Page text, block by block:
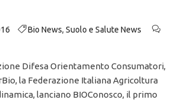
Bio News, Suolo e Salute News
Difesa Orientamento Consumatori,
la Federazione Italiana Agricoltura
lanciano BIOConosco, il primo